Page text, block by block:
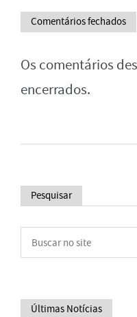
Comentários fechados
Os comentários
encerrados.
Pesquisar
Últimas Notícias